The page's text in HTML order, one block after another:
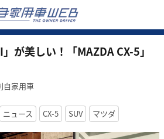
が美しい！「MAZDA CX-5」
自家用車
ニュース CX-5 SUV マツダ